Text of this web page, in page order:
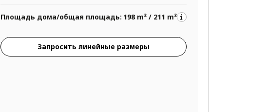
Площадь дома/общая площадь: 198 m² / 211 m²
Запросить линейные размеры